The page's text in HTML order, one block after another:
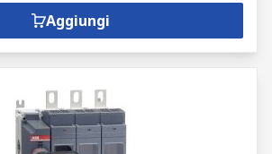
Aggiungi